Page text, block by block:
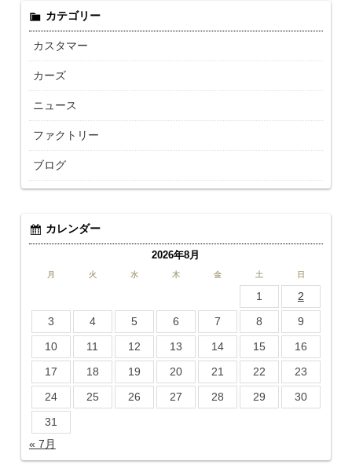
カテゴリー
カスタマー
カーズ
ニュース
ファクトリー
ブログ
カレンダー
2026年8月
月 火 水 木 金 土 日
1
2
3
4 5 6 7 8
9
10
11 12 13 14 15
16
17
18 19 20 21 22
23
24
25 26 27 28 29
30
31
« 7月